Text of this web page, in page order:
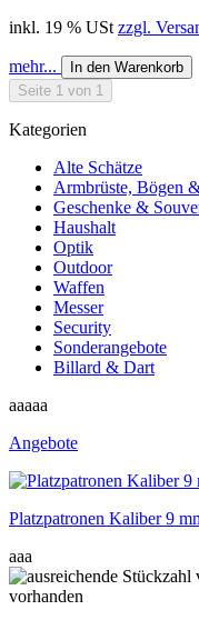
inkl. 19 % USt zzgl.
mehr...
In den Warenkorb
Seite 1 von 1
Kategorien
Alte Schätze
Armbrüste, Bögen
Geschenke &
Haushalt
Optik
Outdoor
Waffen
Messer
Security
Sonderangebote
Billard & Dart
aaaaa
Angebote
Platzpatronen Kaliber 9
aaa
vorhanden